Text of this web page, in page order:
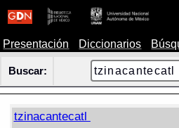
Presentación Diccionarios
Buscar:
tzinacantecatl